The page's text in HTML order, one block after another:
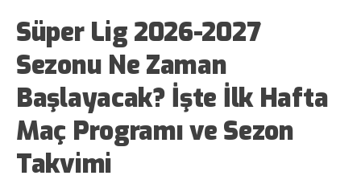
Süper Lig 2026-2027
Sezonu Ne Zaman
Başlayacak? İşte İlk Hafta
Maç Programı ve Sezon
Takvimi